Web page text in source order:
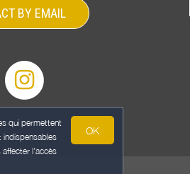
qui permettent
indispensables
l’accès
OK
BY EMAIL